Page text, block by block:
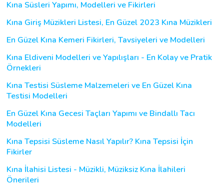
Kına Süsleri Yapımı, Modelleri ve Fikirleri
Kına Giriş Müzikleri Listesi, En Güzel 2023 Kına Müzikleri
En Güzel Kına Kemeri Fikirleri, Tavsiyeleri ve Modelleri
Kına Eldiveni Modelleri ve Yapılışları - En Kolay ve Pratik
Örnekleri
Kına Testisi Süsleme Malzemeleri ve En Güzel Kına
Testisi Modelleri
En Güzel Kına Gecesi Taçları Yapımı ve Bindallı Tacı
Modelleri
Kına Tepsisi Süsleme Nasıl Yapılır? Kına Tepsisi İçin
Fikirler
Kına İlahisi Listesi - Müzikli, Müziksiz Kına İlahileri
Önerileri